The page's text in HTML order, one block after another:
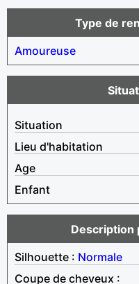
Type de
Amoureuse
Situation
Lieu d'habitation
Age
Enfant
Description
Silhouette : Normale
Coupe de cheveux :